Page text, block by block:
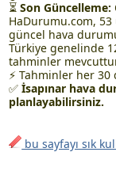
⏳Son Güncelleme:
HaDurumu.com,
güncel hava
Türkiye genelinde
tahminler
⚡ Tahminler her
✅İsapınar hava
planlayabilirsiniz.
bu sayfayı sık